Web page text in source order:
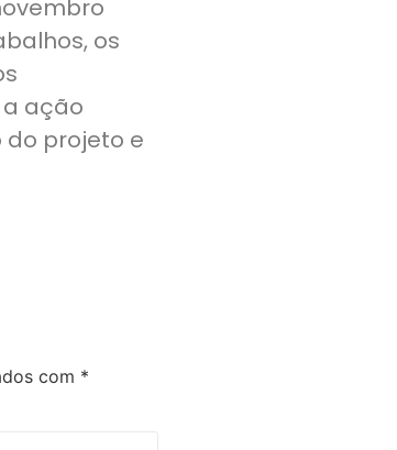
os
ação
projeto e
com *